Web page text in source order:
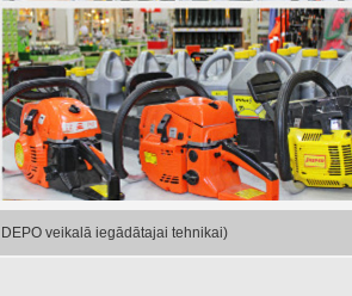
veikalā iegādātajai tehnikai)